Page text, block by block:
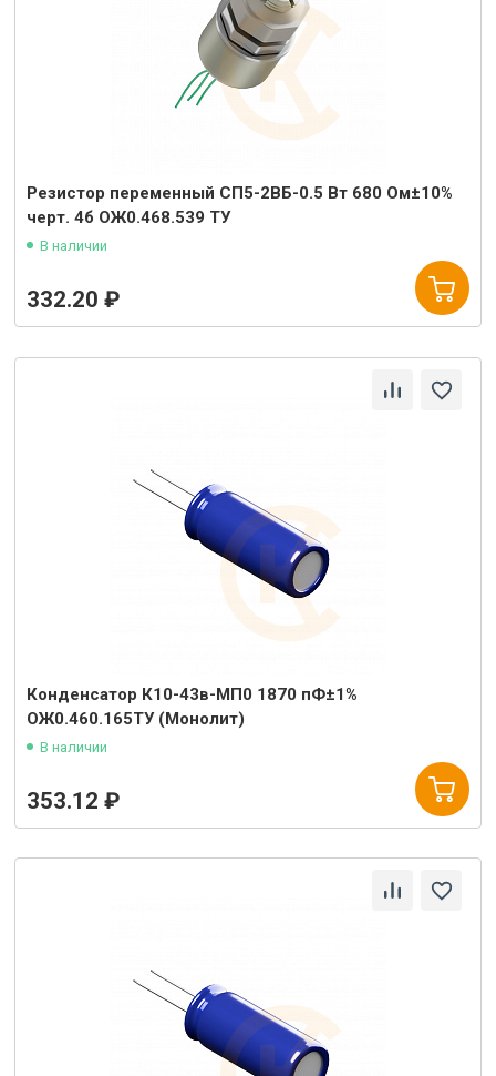
Резистор переменный СП5-2ВБ-0.5 Вт 680 Ом±10%
черт. 4б ОЖ0.468.539 ТУ
В наличии
332.20 ₽
Конденсатор К10-43в-МП0 1870 пФ±1%
ОЖ0.460.165ТУ (Монолит)
В наличии
353.12 ₽